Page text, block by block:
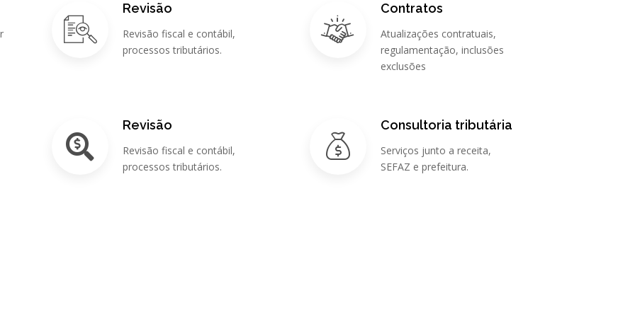
Revisão
Revisão fiscal e contábil,
processos tributários.
Contratos
Atualizações contratuais,
regulamentação, inclusões
exclusões
Revisão
Revisão fiscal e contábil,
processos tributários.
Consultoria tributária
Serviços junto a receita,
SEFAZ e prefeitura.